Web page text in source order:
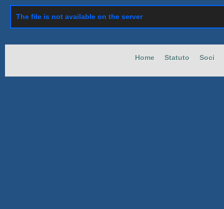
The file is not available on the server
Home Statuto Soci